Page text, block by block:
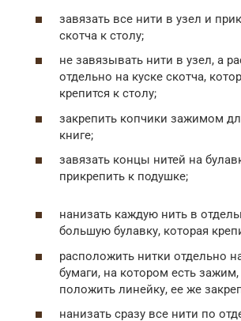
завязать все нити в узел и
скотча к столу;
не завязывать нити в узел, а
отдельно на куске скотча,
крепится к столу;
закрепить копчики зажимом
книге;
завязать концы нитей на
прикрепить к подушке;
нанизать каждую нить в
большую булавку, которая
расположить нитки отдельно
бумаги, на котором есть зажим,
положить линейку, ее же
нанизать сразу все нити по